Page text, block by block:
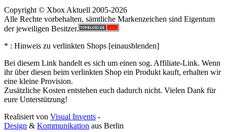
Copyright © Xbox Aktuell 2005-2026
Alle Rechte vorbehalten, sämtliche Markenzeichen sind Eigentum
der jeweiligen Besitzer.
* : Hinweis zu verlinkten Shops [einausblenden]
Bei diesem Link handelt es sich um einen sog. Affiliate-Link. Wenn
ihr über diesen beim verlinkten Shop ein Produkt kauft, erhalten wir
eine kleine Provision.
Zusätzliche Kosten entstehen euch dadurch nicht. Vielen Dank für
eure Unterstützung!
Realisiert von Visual Invents -
Design & Kommunikation aus Berlin